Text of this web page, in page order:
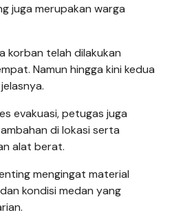
juga merupakan warga
korban telah dilakukan
Namun hingga kini kedua
evakuasi, petugas juga
di lokasi serta
alat berat.
mengingat material
kondisi medan yang